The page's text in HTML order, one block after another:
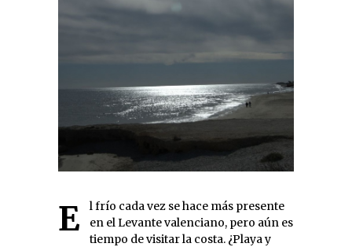
El frío cada vez se hace más presente
en el Levante valenciano, pero aún es
tiempo de visitar la costa. ¿Playa y